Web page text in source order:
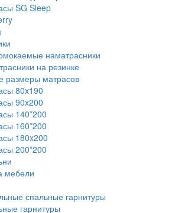
SG Sleep
наматрасники
на резинке
размеры матрасов
80x190
90x200
140*200
160*200
180x200
200*200
мебели
спальные гарнитуры
гарнитуры